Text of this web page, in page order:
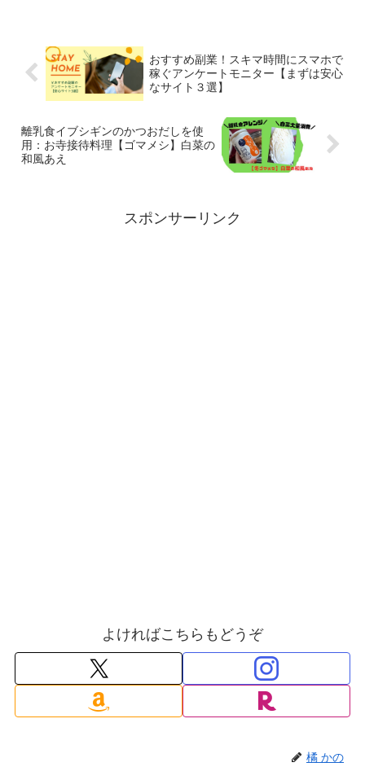
おすすめ副業！スキマ時間にスマホで
稼ぐアンケートモニター【まずは安心
なサイト３選】
離乳食イブシギンのかつおだしを使
用：お寺接待料理【ゴマメシ】白菜の
和風あえ
スポンサーリンク
よければこちらもどうぞ
橘 かの